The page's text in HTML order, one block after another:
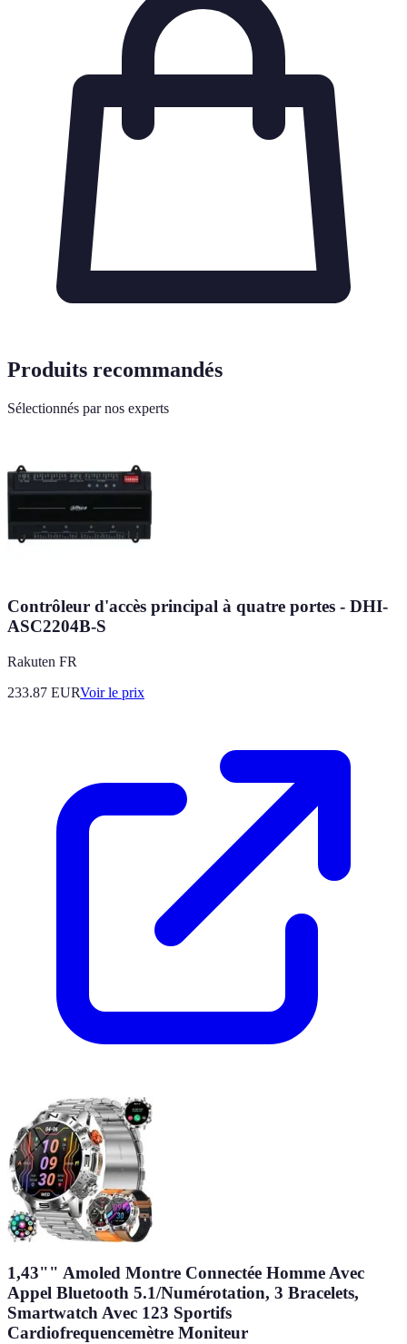
Produits recommandés
Sélectionnés par nos experts
Contrôleur d'accès principal à quatre portes - DHI-
ASC2204B-S
Rakuten FR
233.87 EURVoir le prix
1,43"" Amoled Montre Connectée Homme Avec
Appel Bluetooth 5.1/Numérotation, 3 Bracelets,
Smartwatch Avec 123 Sportifs
Cardiofrequencemètre Moniteur